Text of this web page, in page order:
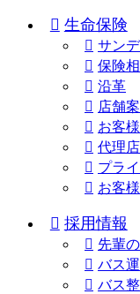
生命保険
サン
保険
沿革
店舗
お客
代理
プラ
お客
採用情報
先輩
バス
バス